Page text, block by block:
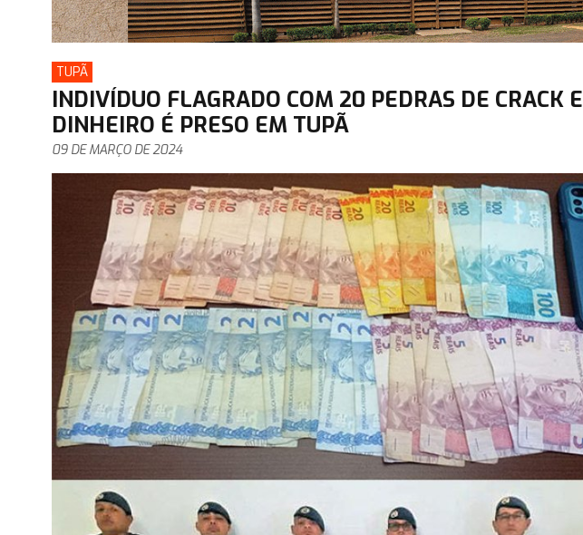
TUPÃ
INDIVÍDUO FLAGRADO COM 20 PEDRAS DE CRACK E
DINHEIRO É PRESO EM TUPÃ
09 DE MARÇO DE 2024